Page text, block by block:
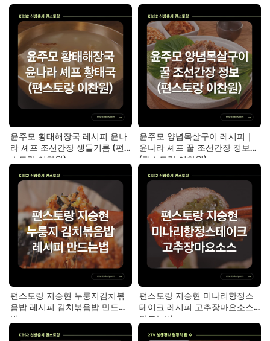
윤주모 황태해장국 레시피 윤나
라 셰프 조선간장 생들기름 (편
스토랑 이찬원)
윤주모 양념목살구이 레시피｜
윤나라 셰프 꿀 조선간장 정보
(편스토랑 이찬원)
편스토랑 지승현 누룽지김치볶
음밥 레시피 김치볶음밥 만드는
법
편스토랑 지승현 미나리항정스
테이크 레시피 고추장마요소스
만드는법